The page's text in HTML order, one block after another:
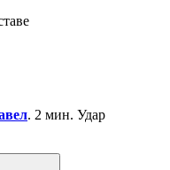
. 2 мин. Удар